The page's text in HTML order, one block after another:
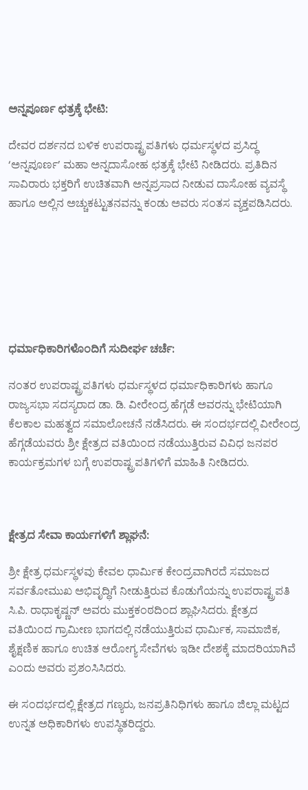
ಅನ್ನಪೂರ್ಣ ಛತ್ರಕ್ಕೆ ಭೇಟಿ:
ದೇವರ ದರ್ಶನದ ಬಳಿಕ ಉಪರಾಷ್ಟ್ರಪತಿಗಳು ಧರ್ಮಸ್ಥಳದ ಪ್ರಸಿದ್ಧ
‘ಅನ್ನಪೂರ್ಣ’ ಮಹಾ ಅನ್ನದಾಸೋಹ ಛತ್ರಕ್ಕೆ ಭೇಟಿ ನೀಡಿದರು. ಪ್ರತಿದಿನ
ಸಾವಿರಾರು ಭಕ್ತರಿಗೆ ಉಚಿತವಾಗಿ ಅನ್ನಪ್ರಸಾದ ನೀಡುವ ದಾಸೋಹ ವ್ಯವಸ್ಥೆ
ಹಾಗೂ ಅಲ್ಲಿನ ಅಚ್ಚುಕಟ್ಟುತನವನ್ನು ಕಂಡು ಅವರು ಸಂತಸ ವ್ಯಕ್ತಪಡಿಸಿದರು.
ಧರ್ಮಾಧಿಕಾರಿಗಳೊಂದಿಗೆ ಸುದೀರ್ಘ ಚರ್ಚೆ:
ನಂತರ ಉಪರಾಷ್ಟ್ರಪತಿಗಳು ಧರ್ಮಸ್ಥಳದ ಧರ್ಮಾಧಿಕಾರಿಗಳು ಹಾಗೂ
ರಾಜ್ಯಸಭಾ ಸದಸ್ಯರಾದ ಡಾ. ಡಿ. ವೀರೇಂದ್ರ ಹೆಗ್ಗಡೆ ಅವರನ್ನು ಭೇಟಿಯಾಗಿ
ಕೆಲಕಾಲ ಮಹತ್ವದ ಸಮಾಲೋಚನೆ ನಡೆಸಿದರು. ಈ ಸಂದರ್ಭದಲ್ಲಿ ವೀರೇಂದ್ರ
ಹೆಗ್ಗಡೆಯವರು ಶ್ರೀ ಕ್ಷೇತ್ರದ ವತಿಯಿಂದ ನಡೆಯುತ್ತಿರುವ ವಿವಿಧ ಜನಪರ
ಕಾರ್ಯಕ್ರಮಗಳ ಬಗ್ಗೆ ಉಪರಾಷ್ಟ್ರಪತಿಗಳಿಗೆ ಮಾಹಿತಿ ನೀಡಿದರು.
ಕ್ಷೇತ್ರದ ಸೇವಾ ಕಾರ್ಯಗಳಿಗೆ ಶ್ಲಾಘನೆ:
ಶ್ರೀ ಕ್ಷೇತ್ರ ಧರ್ಮಸ್ಥಳವು ಕೇವಲ ಧಾರ್ಮಿಕ ಕೇಂದ್ರವಾಗಿರದೆ ಸಮಾಜದ
ಸರ್ವತೋಮುಖ ಅಭಿವೃದ್ಧಿಗೆ ನೀಡುತ್ತಿರುವ ಕೊಡುಗೆಯನ್ನು ಉಪರಾಷ್ಟ್ರಪತಿ
ಸಿ.ಪಿ. ರಾಧಾಕೃಷ್ಣನ್ ಅವರು ಮುಕ್ತಕಂಠದಿಂದ ಶ್ಲಾಘಿಸಿದರು. ಕ್ಷೇತ್ರದ
ವತಿಯಿಂದ ಗ್ರಾಮೀಣ ಭಾಗದಲ್ಲಿ ನಡೆಯುತ್ತಿರುವ ಧಾರ್ಮಿಕ, ಸಾಮಾಜಿಕ,
ಶೈಕ್ಷಣಿಕ ಹಾಗೂ ಉಚಿತ ಆರೋಗ್ಯ ಸೇವೆಗಳು ಇಡೀ ದೇಶಕ್ಕೆ ಮಾದರಿಯಾಗಿವೆ
ಎಂದು ಅವರು ಪ್ರಶಂಸಿಸಿದರು.
ಈ ಸಂದರ್ಭದಲ್ಲಿ ಕ್ಷೇತ್ರದ ಗಣ್ಯರು, ಜನಪ್ರತಿನಿಧಿಗಳು ಹಾಗೂ ಜಿಲ್ಲಾ ಮಟ್ಟದ
ಉನ್ನತ ಅಧಿಕಾರಿಗಳು ಉಪಸ್ಥಿತರಿದ್ದರು.